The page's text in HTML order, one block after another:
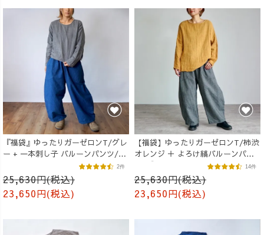
『福袋』ゆったりガーゼロンT/グレ
ー + 一本刺し子 バルーンパンツ/ブ
25,630円(税込)
23,650円(税込)
2件
【福袋】ゆったりガーゼロンT/柿渋
オレンジ ＋ よろけ縞バルーンパン
ツ/グレー
25,630円(税込)
23,650円(税込)
14件